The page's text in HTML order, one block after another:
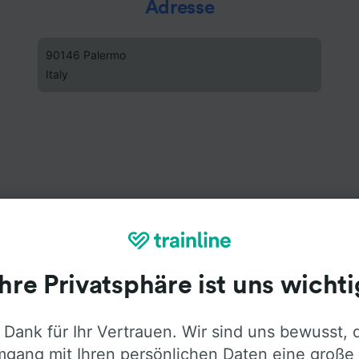
Adresse
90146 Palermo
Italy
Ihre Privatsphäre ist uns
für Ihr Vertrauen. Wir sind uns bewusst,
mit Ihren persönlichen Daten eine große